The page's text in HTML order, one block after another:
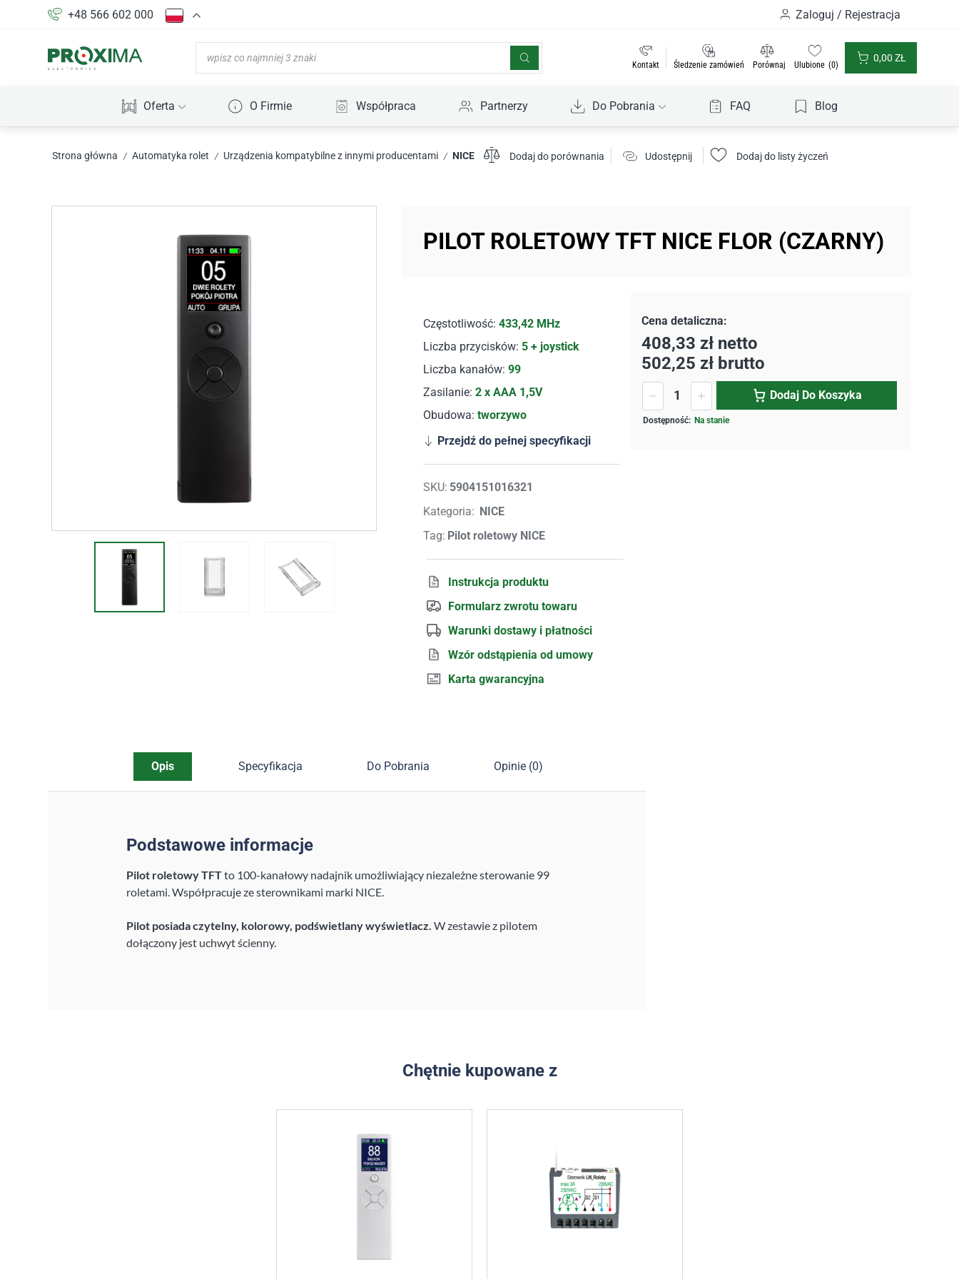
+48 566 602 000 Zaloguj / Rejestracja
Kontakt Śledzenie zamówień Porównaj Ulubione 0
0,00 ZŁ
Oferta O Firmie Współpraca Partnerzy Do Pobrania FAQ Blog
Strona główna / Automatyka rolet / Urządzenia kompatybilne z innymi producentami / NICE Dodaj do porównania Udostępnij Dodaj do listy życzeń
PILOT ROLETOWY TFT NICE FLOR (CZARNY)
Częstotliwość: 433,42 MHz
Liczba przycisków: 5 + joystick
Liczba kanałów: 99
Zasilanie: 2 x AAA 1,5V
Obudowa: tworzywo
Przejdź do pełnej specyfikacji
SKU: 5904151016321
Kategoria: NICE
Tag: Pilot roletowy NICE
Instrukcja produktu
Formularz zwrotu towaru
Warunki dostawy i płatności
Wzór odstąpienia od umowy
Karta gwarancyjna
408,33zł netto
502,25zł brutto
Na stanie
Dodaj Do Koszyka
Opis Specyfikacja Do Pobrania Opinie (0)
Podstawowe informacje
Pilot roletowy TFTto 100-kanałowy nadajnik umożliwiający niezależne sterowanie 99
roletami. Współpracuje ze sterownikami marki NICE.
Pilot posiada czytelny, kolorowy, podświetlany wyświetlacz. W zestawie z pilotem
dołączony jest uchwyt ścienny.
Chętnie kupowane z